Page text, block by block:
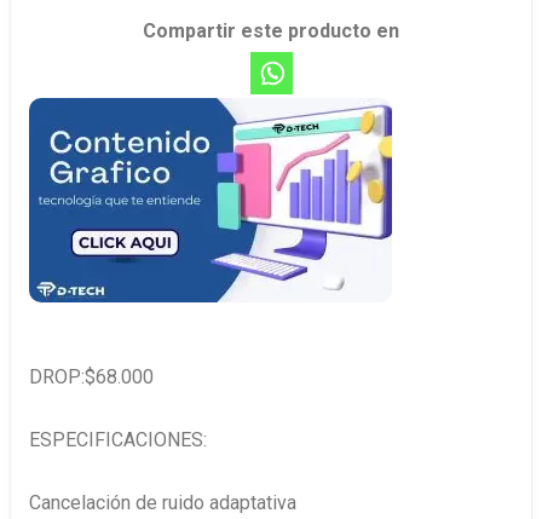
Compartir este producto en
DROP:$68.000
ESPECIFICACIONES:
Cancelación de ruido adaptativa